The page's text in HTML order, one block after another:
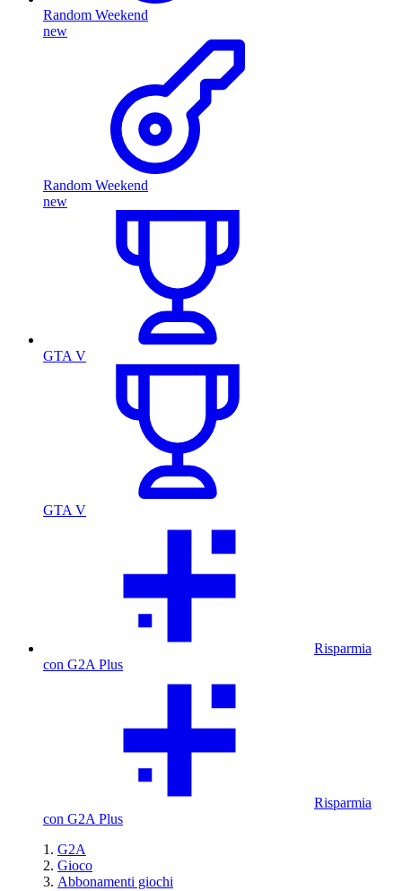
Random Weekend
new
Random Weekend
new
GTA V
GTA V
Risparmia
con G2A Plus
Risparmia
con G2A Plus
G2A
Gioco
Abbonamenti giochi